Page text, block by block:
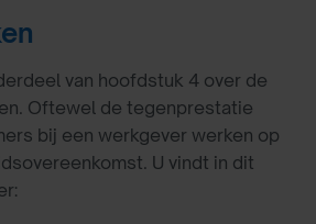
van hoofdstuk 4 over de
Oftewel de tegenprestatie
bij een werkgever werken op
U vindt in dit